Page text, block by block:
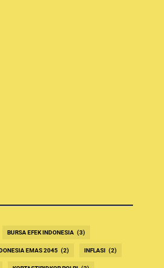
BURSA EFEK INDONESIA (3)
EMAS 2045 (2) INFLASI (2)